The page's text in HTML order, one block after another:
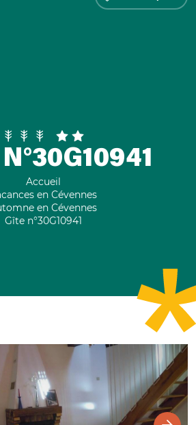
Accueil
en Cévennes
en Cévennes
Gîte n°30G10941